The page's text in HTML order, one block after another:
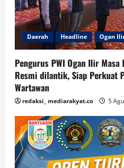
Daerah Headline Ogan
Pengurus PWI Ogan Ilir
Resmi dilantik, Siap Perkuat
Wartawan
redaksi_ mediarakyat.co 5